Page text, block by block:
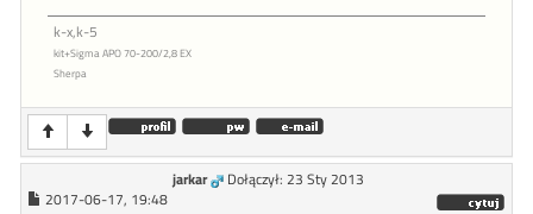
k-x,k-5
kit+Sigma APO 70-200/2,8 EX
Sherpa
jarkar
Dołączył: 23 Sty 2013
2017-06-17, 19:48